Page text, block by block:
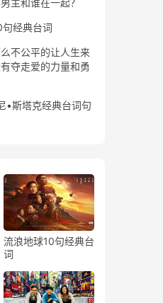
主和谁在一起？
经典台词
不公平的让人生来
夺走爱的力量和勇
•斯塔克经典台词句
流浪地球10句经典台
词